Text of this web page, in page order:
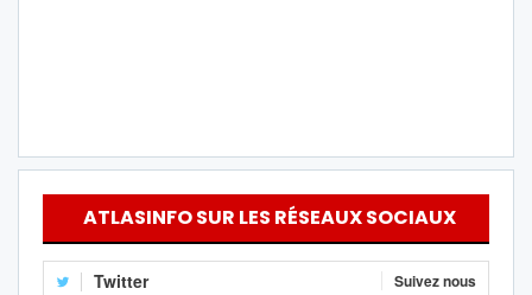
ATLASINFO SUR LES RÉSEAUX SOCIAUX
Twitter Suivez nous